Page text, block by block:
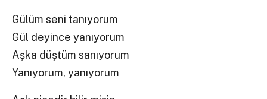
Gülüm seni tanıyorum
Gül deyince yanıyorum
Aşka düştüm sanıyorum
Yanıyorum, yanıyorum